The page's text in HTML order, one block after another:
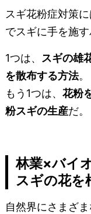
スギ花粉症対策
でスギに手を施
1つは、 スギの雄
を散布する方法。
もう1つは、 花粉
粉スギの生産だ。
林業×バイ
スギの花を
自然界にさまざ